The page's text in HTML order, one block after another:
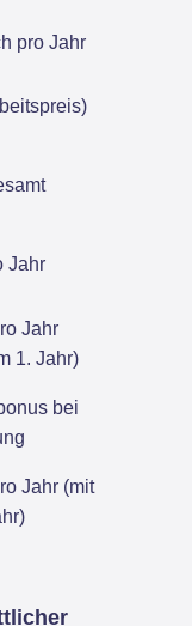
pro Jahr
Jahr
Jahr
1. Jahr)
bei
Jahr (mit